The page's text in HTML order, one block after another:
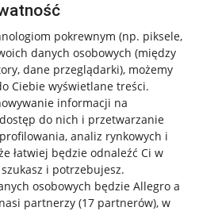
pokrewnym (np. piksele,
danych osobowych (między
dane przeglądarki), możemy
Ciebie wyświetlane treści.
informacji na
do nich i przetwarzanie
analiz rynkowych i
łatwiej będzie odnaleźć Ci w
i potrzebujesz.
osobowych będzie Allegro a
partnerzy (17 partnerów), w